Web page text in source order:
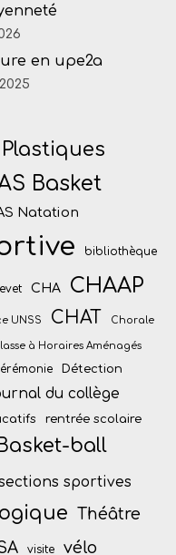
en upe2a
Basket
Natation
bibliothèque
CHA CHAAP
UNSS CHAT Chorale
à Horaires Aménagés
Détection
du collège
rentrée scolaire
ball
sportives
Théâtre
visite vélo